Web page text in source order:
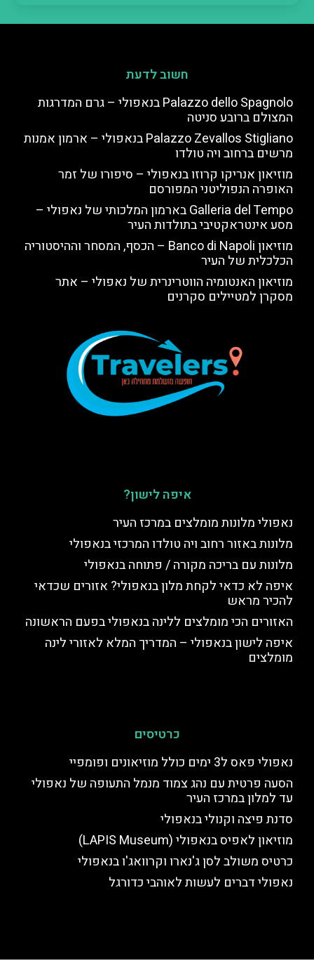
חשוב לדעת
Palazzo dello Spagnolo בנאפולי – גרם המדרגות
המצולם ברובע סניטה
Palazzo Zevallos Stigliano בנאפולי – ארמון אמנות
מרשים ברחוב ויה טולדו
מוזיאון אנריקו קרוזו בנאפולי – סיפורו של זמר
האופרה הנפוליטני המפורסם
Galleria del Tempo בארמון המלכותי של נאפולי –
מסע אינטראקטיבי בתולדות העיר
מוזיאון Banco di Napoli – הכסף, המסחר וההיסטוריה
הכלכלית של העיר
מוזיאון האנטומיה הווטרינרית של נאפולי – אתר
מסקרן למטיילים סקרנים
איפה לישון?
נאפולי מלונות מומלצים במרכז העיר
מלונות באזור רחוב ויה טולדו המרכזי בנאפולי
מלונות עם בריכה מקורה / פתוחה בנאפולי
איפה לא כדאי לקחת מלון בנאפולי? אזורים שכדאי
להכיר מראש
האזורים הכי מומלצים ללינה בנאפולי בפעם הראשונה
איפה לישון בנאפולי – המדריך המלא לאזורי לינה
מומלצים
כרטיסים
נאפולי פאס ל3 ימים כולל מוזיאונים ופומפיי
הסעה פרטית עם נהג צמוד מנמל התעופה של נאפולי
עד למלון במרכז העיר
סדנת פיצה וקנולי בנאפולי
מוזיאון לאפיס בנאפולי (LAPIS Museum)
כרטיס משולב לסן ג'נארו וקרוואג'ו בנאפולי
נאפולי דברים לעשות לאוהבי כדורגל